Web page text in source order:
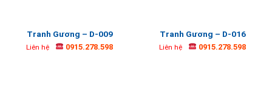
Tranh Gương – D-009
Liên hệ 0915.278.598
Tranh Gương – D-016
Liên hệ 0915.278.598